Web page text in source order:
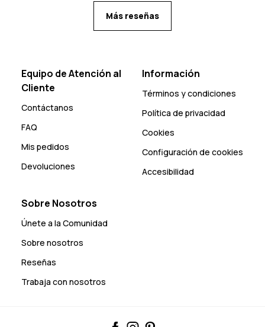
Más reseñas
Equipo de Atención al
Cliente
Contáctanos
FAQ
Mis pedidos
Devoluciones
Información
Términos y condiciones
Política de privacidad
Cookies
Configuración de cookies
Accesibilidad
Sobre Nosotros
Únete a la Comunidad
Sobre nosotros
Reseñas
Trabaja con nosotros